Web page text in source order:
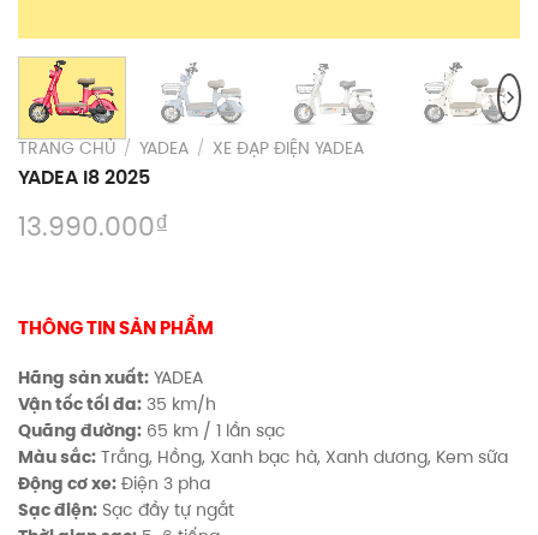
TRANG CHỦ / YADEA / XE ĐẠP ĐIỆN YADEA
YADEA I8 2025
13.990.000₫
THÔNG TIN SẢN PHẨM
Hãng sản xuất: YADEA
Vận tốc tối đa: 35 km/h
Quãng đường: 65 km / 1 lần sạc
Màu sắc: Trắng, Hồng, Xanh bạc hà, Xanh dương, Kem sữa
Động cơ xe: Điện 3 pha
Sạc điện: Sạc đầy tự ngắt